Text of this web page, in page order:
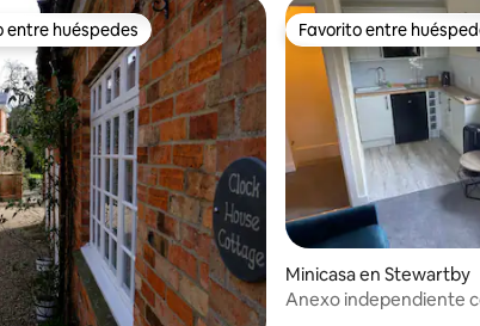
5 de 5, 16 reseñas
entre huéspedes
entre huéspedes Favorito entre
Favorito entre
Minicasa en Stewartby
Anexo independiente